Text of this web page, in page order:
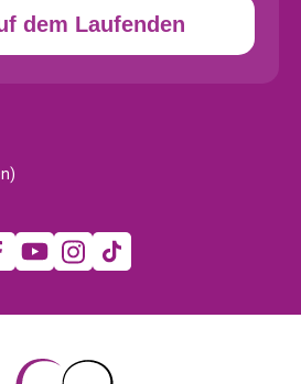
dem Laufenden